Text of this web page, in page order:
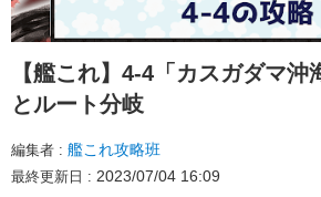
【艦これ】 4-4「カスガダマ沖
とルート分岐
編集者 艦これ攻略班
最終更新日 2023/07/04 16:09